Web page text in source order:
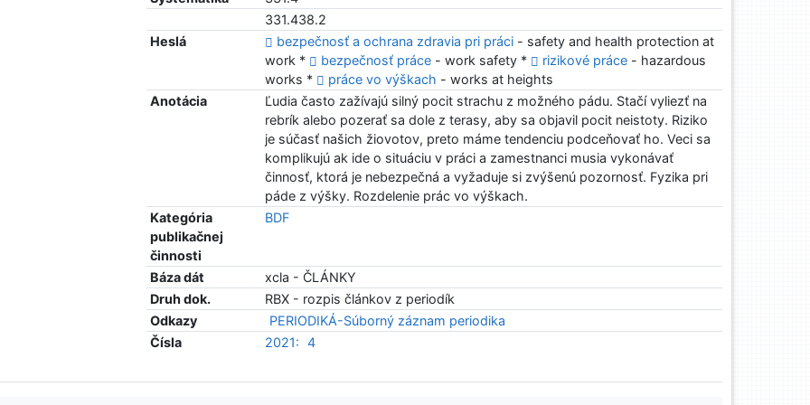
331.438.2
Heslá
bezpečnosť a ochrana zdravia pri práci - safety and health protection at
work *
bezpečnosť práce - work safety * rizikové práce - hazardous
works *
práce vo výškach - works at heights
Anotácia
Ľudia často zažívajú silný pocit strachu z možného pádu. Stačí vyliezť na
rebrík alebo pozerať sa dole z terasy, aby sa objavil pocit neistoty. Riziko
je súčasť našich žiovotov, preto máme tendenciu podceňovať ho. Veci sa
komplikujú ak ide o situáciu v práci a zamestnanci musia vykonávať
činnosť, ktorá je nebezpečná a vyžaduje si zvýšenú pozornosť. Fyzika pri
páde z výšky. Rozdelenie prác vo výškach.
Kategória
publikačnej
činnosti
BDF
Báza dát
xcla - ČLÁNKY
Druh dok.
RBX - rozpis článkov z periodík
Odkazy
PERIODIKÁ-Súborný záznam periodika
Čísla
2021: 4